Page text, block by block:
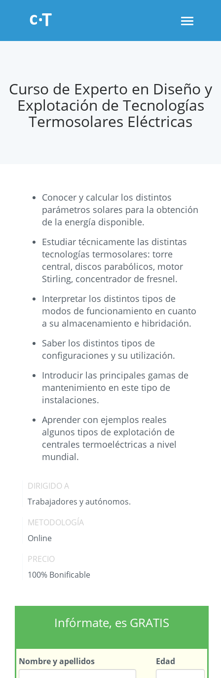
Toggle
Curso de Experto en Diseño y
Explotación de Tecnologías
Termosolares Eléctricas
Conocer y calcular los distintos
parámetros solares para la obtención
de la energía disponible.
Estudiar técnicamente las distintas
tecnologías termosolares: torre
central, discos parabólicos, motor
Stirling, concentrador de fresnel.
Interpretar los distintos tipos de
modos de funcionamiento en cuanto
a su almacenamiento e hibridación.
Saber los distintos tipos de
configuraciones y su utilización.
Introducir las principales gamas de
mantenimiento en este tipo de
instalaciones.
Aprender con ejemplos reales
algunos tipos de explotación de
centrales termoeléctricas a nivel
mundial.
DIRIGIDO A
Trabajadores y autónomos.
METODOLOGÍA
Online
PRECIO
100% Bonificable
Infórmate, es GRATIS
Nombrey apellidos Edad